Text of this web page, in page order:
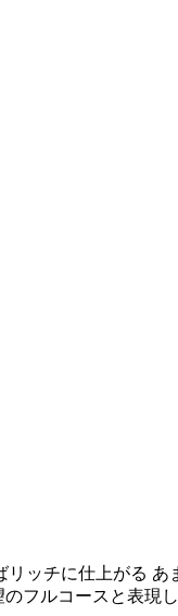
ッチに仕上がる
フルコースと表現